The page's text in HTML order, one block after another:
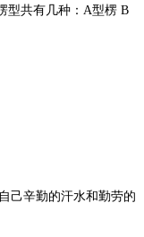
型共有几种： A型楞 B
己辛勤的汗水和勤劳的